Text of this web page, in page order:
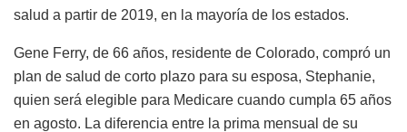
salud a partir de 2019, en la mayoría de los estados.
Gene Ferry, de 66 años, residente de Colorado, compró un
plan de salud de corto plazo para su esposa, Stephanie,
quien será elegible para Medicare cuando cumpla 65 años
en agosto. La diferencia entre la prima mensual de su